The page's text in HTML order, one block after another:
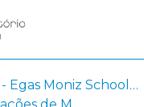
EM - Egas Moniz School of Health & Science